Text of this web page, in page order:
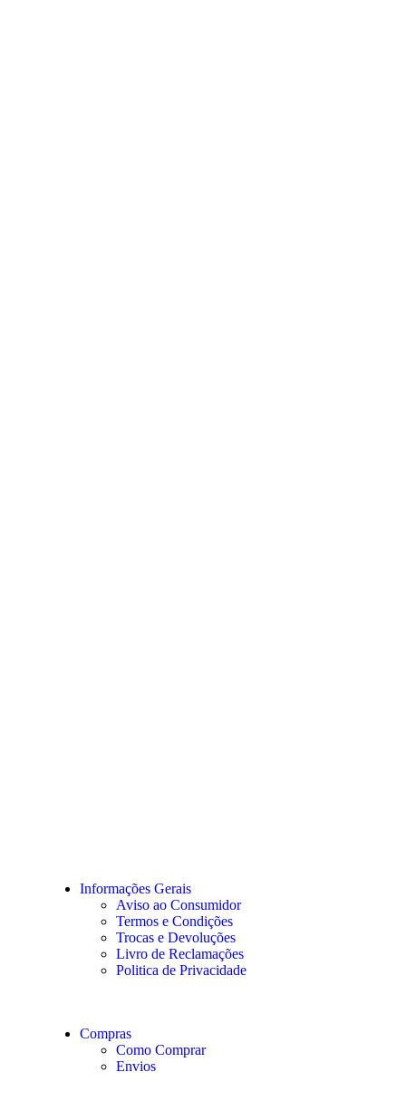
Informações Gerais
Aviso ao Consumidor
Termos e Condições
Trocas e Devoluções
Livro de Reclamações
Politica de Privacidade
Compras
Como Comprar
Envios